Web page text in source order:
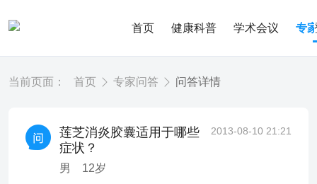
首页 健康科普 学术会议 专
当前页面： 首页 专家问答 问答详情
莲芝消炎胶囊适用于哪些
症状？
男 12岁
2013-08-10 21:21